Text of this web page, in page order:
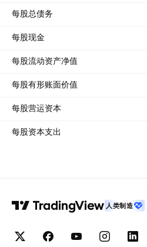
每股总债务
每股现金
每股流动资产净值
每股有形账面价值
每股营运资本
每股资本支出
人类制造